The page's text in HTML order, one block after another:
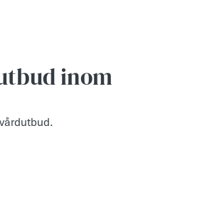
inom